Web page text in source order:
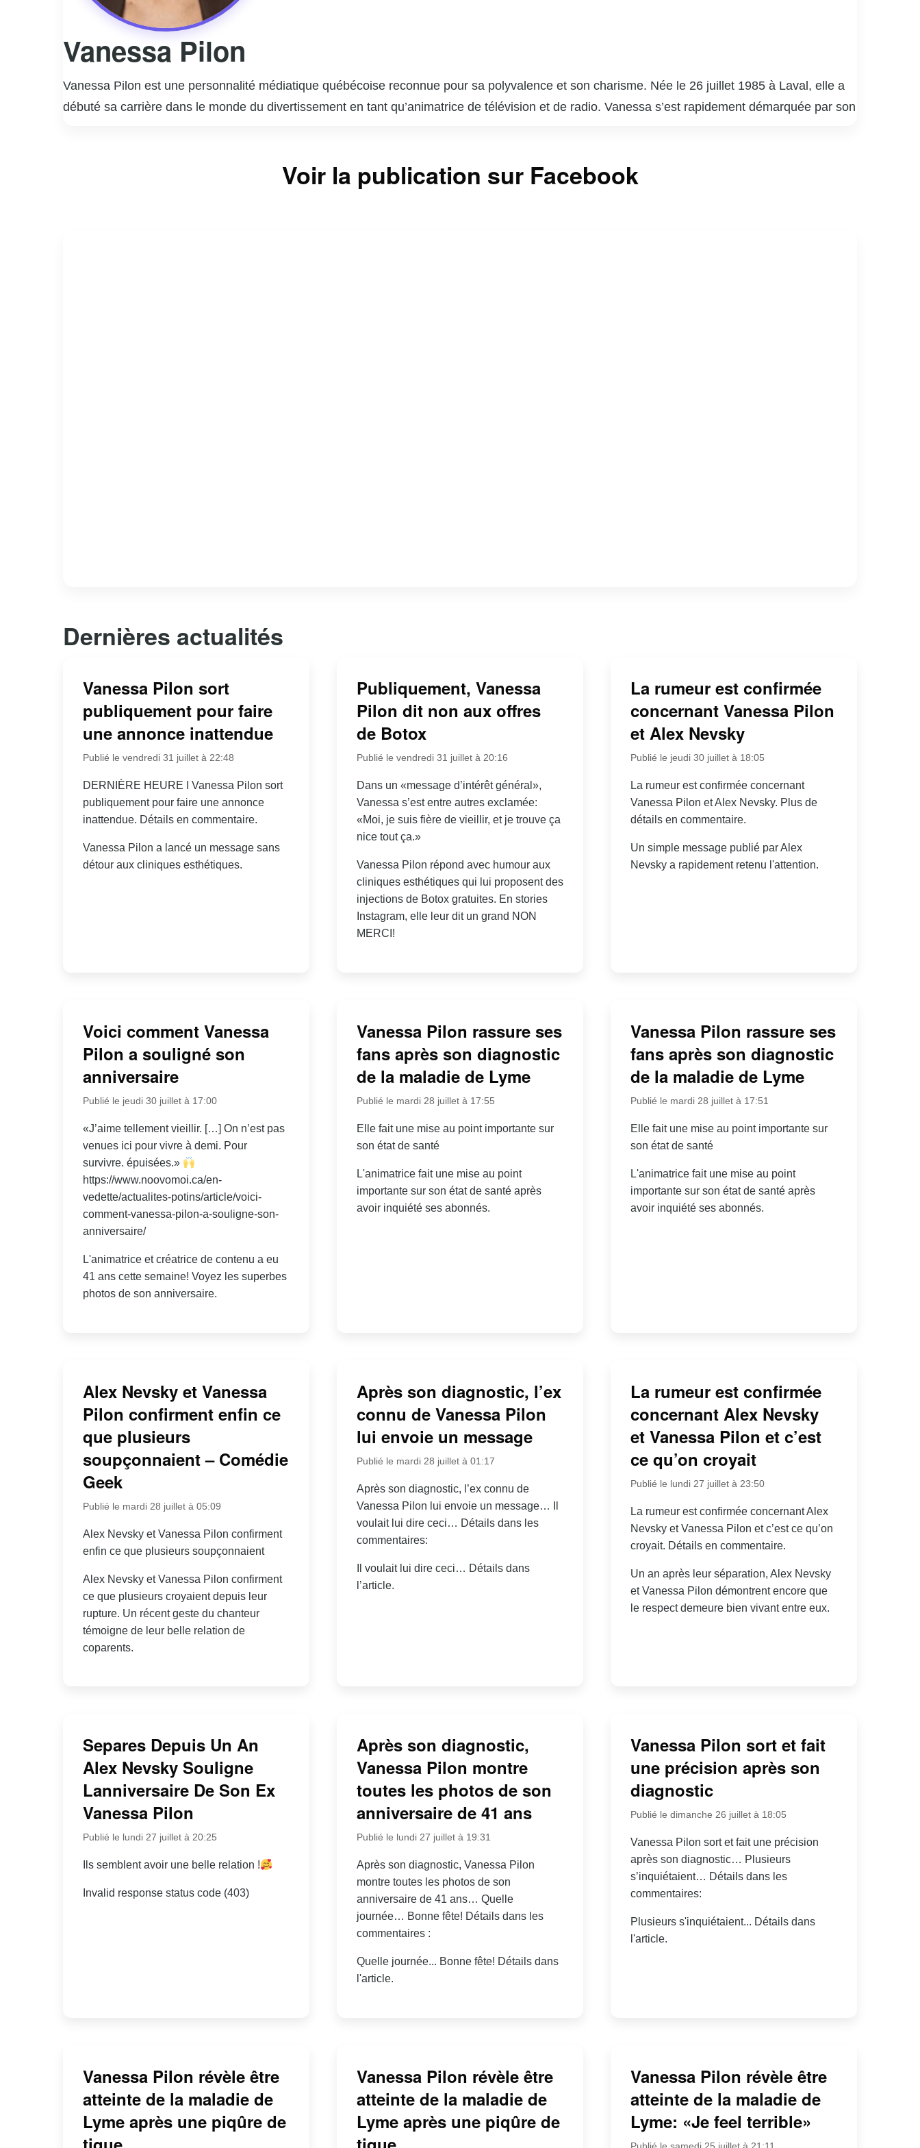
Vanessa Pilon
Vanessa Pilon est une personnalité médiatique québécoise reconnue pour sa polyvalence et son charisme. Née le 26 juillet 1985 à Laval, elle a
débuté sa carrière dans le monde du divertissement en tant qu’animatrice de télévision et de radio. Vanessa s’est rapidement démarquée par son
son énergie contagieuse et sa passion pour la culture pop. En plus de ses talents d’animatrice, Vanessa Pilon est également reconnue pour son
Voir la publication sur Facebook
Dernières actualités
Vanessa Pilon sort
publiquement pour faire
une annonce inattendue
Publié le vendredi 31 juillet à 22:48
DERNIÈRE HEURE I Vanessa Pilon sort
publiquement pour faire une annonce
inattendue. Détails en commentaire.
Vanessa Pilon a lancé un message sans
détour aux cliniques esthétiques.
Publiquement, Vanessa
Pilon dit non aux offres
de Botox
Publié le vendredi 31 juillet à 20:16
Dans un «message d’intérêt général»,
Vanessa s’est entre autres exclamée:
«Moi, je suis fière de vieillir, et je trouve ça
nice tout ça.»
Vanessa Pilon répond avec humour aux
cliniques esthétiques qui lui proposent des
injections de Botox gratuites. En stories
Instagram, elle leur dit un grand NON
MERCI!
La rumeur est confirmée
concernant Vanessa Pilon
et Alex Nevsky
Publié le jeudi 30 juillet à 18:05
La rumeur est confirmée concernant
Vanessa Pilon et Alex Nevsky. Plus de
détails en commentaire.
Un simple message publié par Alex
Nevsky a rapidement retenu l'attention.
Voici comment Vanessa
Pilon a souligné son
anniversaire
Publié le jeudi 30 juillet à 17:00
«J’aime tellement vieillir. […] On n’est pas
venues ici pour vivre à demi. Pour
survivre. épuisées.»
https://www.noovomoi.ca/en-
vedette/actualites-potins/article/voici-
comment-vanessa-pilon-a-souligne-son-
anniversaire/
L'animatrice et créatrice de contenu a eu
41 ans cette semaine! Voyez les superbes
photos de son anniversaire.
Vanessa Pilon rassure ses
fans après son diagnostic
de la maladie de Lyme
Publié le mardi 28 juillet à 17:55
Elle fait une mise au point importante sur
son état de santé
L'animatrice fait une mise au point
importante sur son état de santé après
avoir inquiété ses abonnés.
Vanessa Pilon rassure ses
fans après son diagnostic
de la maladie de Lyme
Publié le mardi 28 juillet à 17:51
Elle fait une mise au point importante sur
son état de santé
L'animatrice fait une mise au point
importante sur son état de santé après
avoir inquiété ses abonnés.
Alex Nevsky et Vanessa
Pilon confirment enfin ce
que plusieurs
soupçonnaient – Comédie
Geek
Publié le mardi 28 juillet à 05:09
Alex Nevsky et Vanessa Pilon confirment
enfin ce que plusieurs soupçonnaient
Alex Nevsky et Vanessa Pilon confirment
ce que plusieurs croyaient depuis leur
rupture. Un récent geste du chanteur
témoigne de leur belle relation de
coparents.
Après son diagnostic, l’ex
connu de Vanessa Pilon
lui envoie un message
Publié le mardi 28 juillet à 01:17
Après son diagnostic, l’ex connu de
Vanessa Pilon lui envoie un message… Il
voulait lui dire ceci… Détails dans les
commentaires:
Il voulait lui dire ceci… Détails dans
l’article.
La rumeur est confirmée
concernant Alex Nevsky
et Vanessa Pilon et c’est
ce qu’on croyait
Publié le lundi 27 juillet à 23:50
La rumeur est confirmée concernant Alex
Nevsky et Vanessa Pilon et c’est ce qu’on
croyait. Détails en commentaire.
Un an après leur séparation, Alex Nevsky
et Vanessa Pilon démontrent encore que
le respect demeure bien vivant entre eux.
Separes Depuis Un An
Alex Nevsky Souligne
Lanniversaire De Son Ex
Vanessa Pilon
Publié le lundi 27 juillet à 20:25
Ils semblent avoir une belle relation !
Invalid response status code (403)
Après son diagnostic,
Vanessa Pilon montre
toutes les photos de son
anniversaire de 41 ans
Publié le lundi 27 juillet à 19:31
Après son diagnostic, Vanessa Pilon
montre toutes les photos de son
anniversaire de 41 ans… Quelle
journée… Bonne fête! Détails dans les
commentaires :
Quelle journée... Bonne fête! Détails dans
l'article.
Vanessa Pilon sort et fait
une précision après son
diagnostic
Publié le dimanche 26 juillet à 18:05
Vanessa Pilon sort et fait une précision
après son diagnostic… Plusieurs
s’inquiétaient… Détails dans les
commentaires:
Plusieurs s'inquiétaient... Détails dans
l'article.
Vanessa Pilon révèle être
atteinte de la maladie de
Lyme après une piqûre de
Vanessa Pilon révèle être
atteinte de la maladie de
Lyme après une piqûre de
Vanessa Pilon révèle être
atteinte de la maladie de
Lyme: «Je feel terrible»
Publié le samedi 25 juillet à 21:11